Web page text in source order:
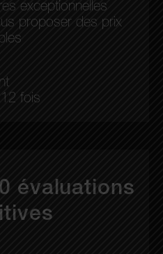
exceptionnelles
proposer des prix
fois
évaluations